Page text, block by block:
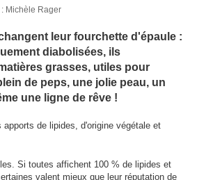
Michèle Rager
leur fourchette d'épaule :
diabolisées, ils
grasses, utiles pour
de peps, une jolie peau, un
une ligne de rêve !
de lipides, d'origine végétale et
Si toutes affichent 100 % de lipides et
valent mieux que leur réputation de